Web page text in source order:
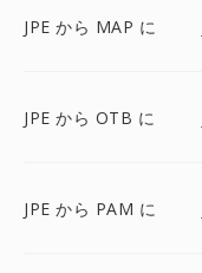
JPE から MAP に
JPE から OTB に
JPE から PAM に